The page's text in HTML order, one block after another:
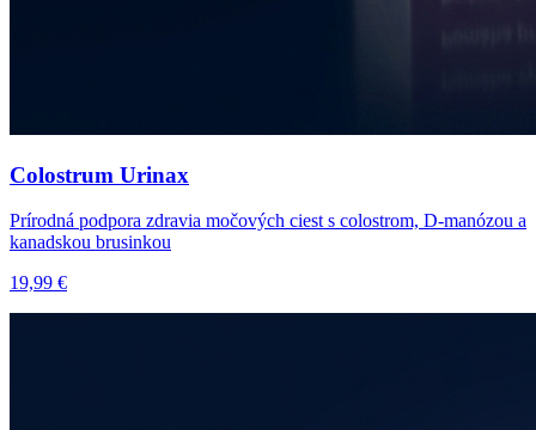
Colostrum Urinax
Prírodná podpora zdravia močových ciest s colostrom, D-manózou a
kanadskou brusinkou
19,99 €